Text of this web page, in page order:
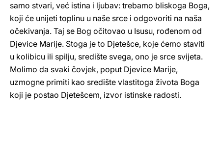
samo stvari, već istina i ljubav: trebamo bliskoga Boga,
koji će unijeti toplinu u naše srce i odgovoriti na naša
očekivanja. Taj se Bog očitovao u Isusu, rođenom od
Djevice Marije. Stoga je to Djetešce, koje ćemo staviti
u kolibicu ili spilju, središte svega, ono je srce svijeta.
Molimo da svaki čovjek, poput Djevice Marije,
uzmogne primiti kao središte vlastitoga života Boga
koji je postao Djetešcem, izvor istinske radosti.